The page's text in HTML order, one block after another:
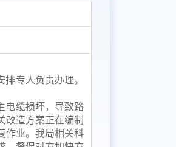
专人负责办理。
电缆损坏，导致路
改造方案正在编制
作业。我局相关科